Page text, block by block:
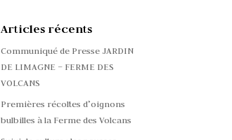
Articles récents
Communiqué de Presse JARDIN
DE LIMAGNE – FERME DES
VOLCANS
Premières récoltes d’oignons
bulbilles à la Ferme des Volcans